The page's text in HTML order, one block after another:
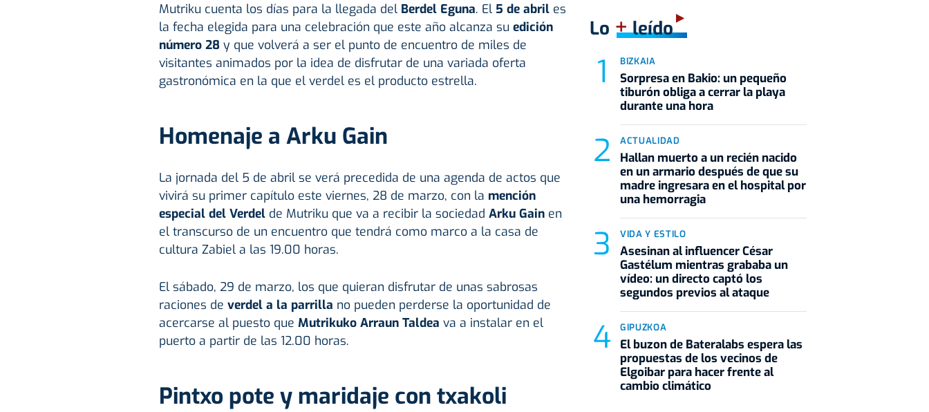
Mutriku cuenta los días para la llegada del Berdel Eguna. El5 de abril es
la fecha elegida para una celebración que este año alcanza su edición
número 28 y que volverá a ser el punto de encuentro de miles de
visitantes animados por la idea de disfrutar de una variada oferta
gastronómica en la que el verdel es el producto estrella.
Homenaje a Arku Gain
La jornada del 5 de abril se verá precedida de una agenda de actos que
vivirá su primer capítulo este viernes, 28 de marzo, con la mención
especial del Verdelde Mutriku que va a recibir la sociedad Arku Gainen
el transcurso de un encuentro que tendrá como marco a la casa de
cultura Zabiel a las 19.00 horas.
El sábado, 29 de marzo, los que quieran disfrutar de unas sabrosas
raciones de verdel a la parrilla no pueden perderse la oportunidad de
acercarse al puesto que Mutrikuko Arraun Taldea va a instalar en el
puerto a partir de las 12.00 horas.
Pintxo pote y maridaje con txakoli
Lo +leído
BIZKAIA
Sorpresa en Bakio: un pequeño
tiburón obliga a cerrar la playa
durante una hora
ACTUALIDAD
Hallan muerto a un recién nacido
en un armario después de que su
madre ingresara en el hospital por
una hemorragia
VIDA Y ESTILO
Asesinan al influencer César
Gastélum mientras grababa un
vídeo: un directo captó los
segundos previos al ataque
GIPUZKOA
El buzon de Bateralabs espera las
propuestas de los vecinos de
Elgoibar para hacer frente al
cambio climático